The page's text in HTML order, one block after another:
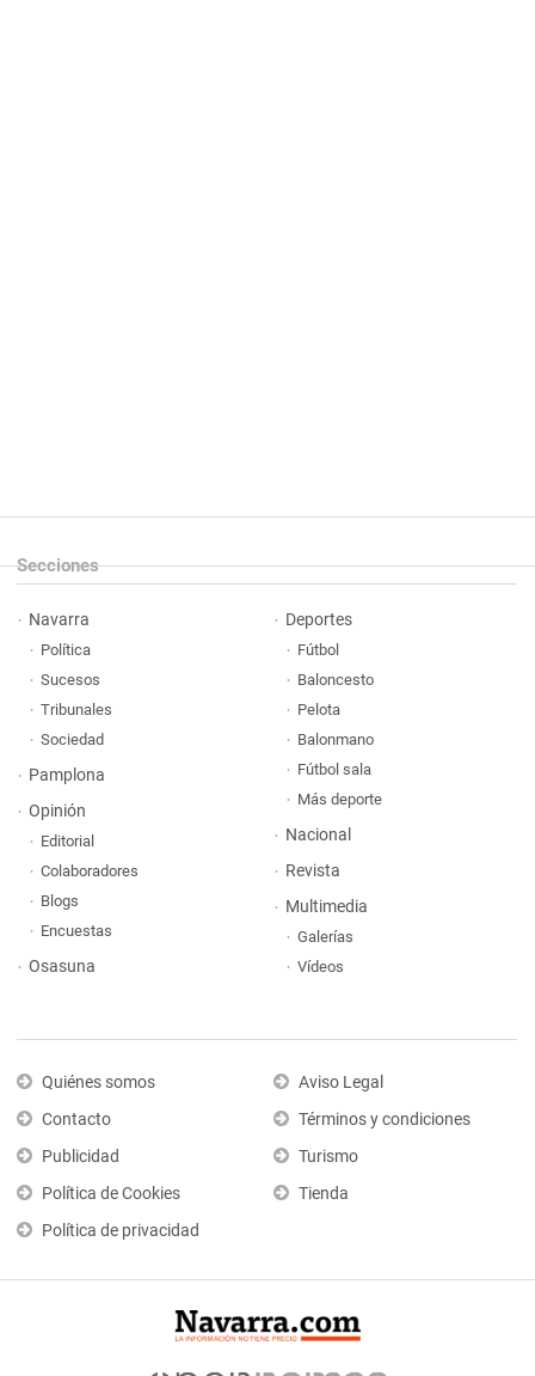
Secciones
Navarra
Política
Sucesos
Tribunales
Sociedad
Pamplona
Opinión
Editorial
Colaboradores
Blogs
Encuestas
Osasuna
Deportes
Fútbol
Baloncesto
Pelota
Balonmano
Fútbol sala
Más deporte
Nacional
Revista
Multimedia
Galerías
Vídeos
Quiénes somos
Contacto
Publicidad
Política de Cookies
Política de privacidad
Aviso Legal
Términos y condiciones
Turismo
Tienda